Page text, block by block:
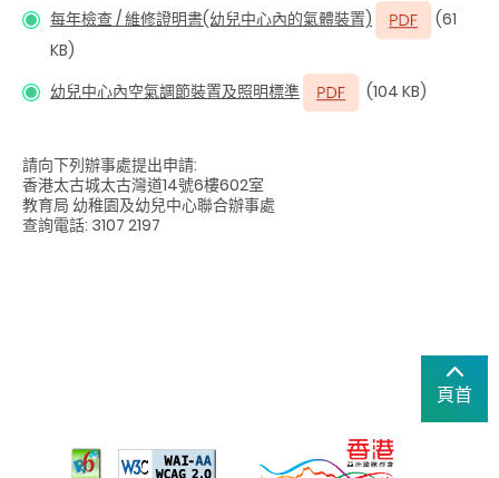
每年檢查 / 維修證明書(幼兒中心內的氣體裝置)
(61
KB)
幼兒中心內空氣調節裝置及照明標準
(104 KB)
請向下列辦事處提出申請:
香港太古城太古灣道14號6樓602室
教育局 幼稚園及幼兒中心聯合辦事處
查詢電話: 3107 2197
頁首